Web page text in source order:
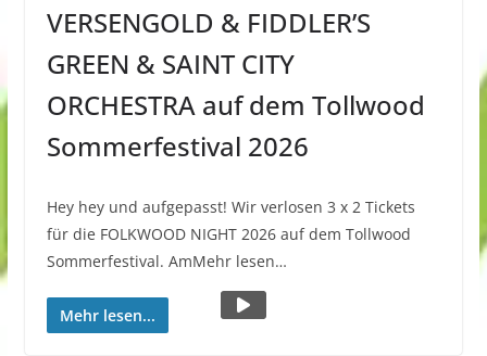
VERSENGOLD & FIDDLER’S
GREEN & SAINT CITY
ORCHESTRA auf dem Tollwood
Sommerfestival 2026
Hey hey und aufgepasst! Wir verlosen 3 x 2 Tickets
für die FOLKWOOD NIGHT 2026 auf dem Tollwood
Sommerfestival. AmMehr lesen…
Mehr lesen...